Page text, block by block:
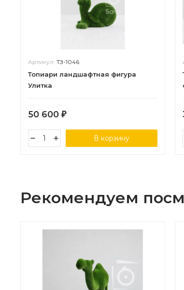
Артикул: ТЗ-1046
Топиари ландшафтная фигура
Улитка
50 600 ₽
В корзину
Рекомендуем